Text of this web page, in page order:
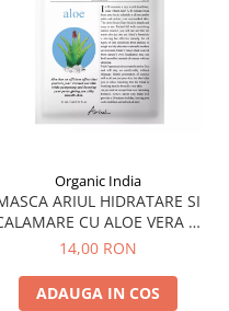
Organic India
ARIUL HIDRATARE SI
CU ALOE VERA SI
ACID HIALURONIC
14,00 RON
ADAUGA IN COS